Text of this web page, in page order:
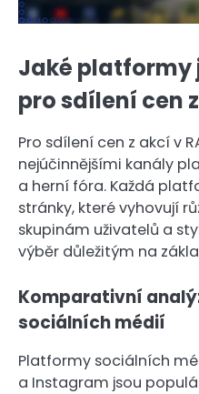
Jaké platformy
pro sdílení cen
Pro sdílení cen z akcí v
nejúčinnějšími kanály
a herní fóra. Každá
stránky, které vyhovují
skupinám uživatelů a
výběr důležitým na
Komparativní
sociálních médií
Platformy sociálních
a Instagram jsou